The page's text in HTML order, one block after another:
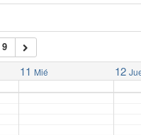
11 Mié 12